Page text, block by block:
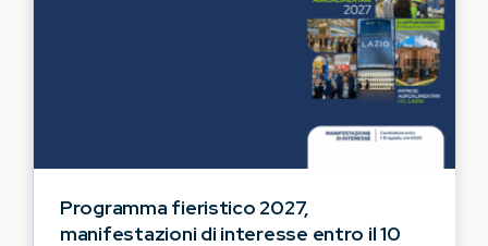
Programma fieristico 2027,
manifestazioni di interesse entro il 10